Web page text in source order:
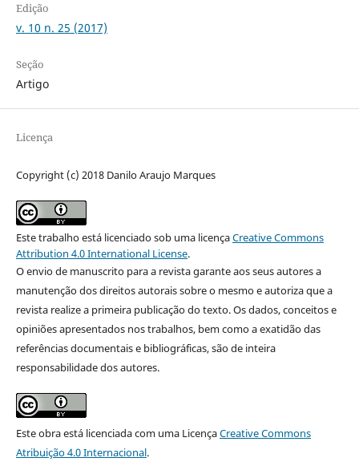
Edição
v. 10 n. 25 (2017)
Seção
Artigo
Licença
Copyright (c) 2018 Danilo Araujo Marques
Este trabalho está licenciado sob uma licençaCreative Commons
Attribution 4.0 International License.
O envio de manuscrito para a revista garante aos seus autores a
manutenção dos direitos autorais sobre o mesmo e autoriza que a
revista realize a primeira publicação do texto. Os dados, conceitos e
opiniões apresentados nos trabalhos, bem como a exatidão das
referências documentais e bibliográficas, são de inteira
responsabilidade dos autores.
Este obra está licenciada com uma LicençaCreative Commons
Atribuição 4.0 Internacional.